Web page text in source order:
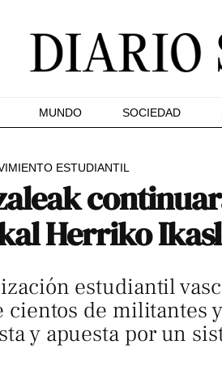
MUNDO SOCIEDAD
ESTUDIANTIL
Herriko
estudiantil
de militantes
y apuesta por un